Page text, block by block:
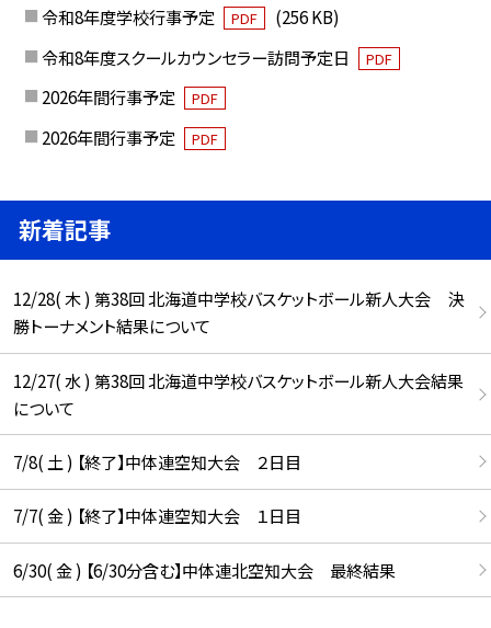
令和8年度学校行事予定 PDF
(256 KB)
令和8年度スクールカウンセラー訪問予定日
PDF
2026年間行事予定 PDF
2026年間行事予定 PDF
新着記事
12/28( 木 ) 第38回 北海道中学校バスケットボール新人大会 決
勝トーナメント結果について
12/27( 水 ) 第38回 北海道中学校バスケットボール新人大会結果
について
7/8( 土 ) 【終了】中体連空知大会 ２日目
7/7( 金 ) 【終了】中体連空知大会 １日目
6/30( 金 ) 【6/30分含む】中体連北空知大会 最終結果